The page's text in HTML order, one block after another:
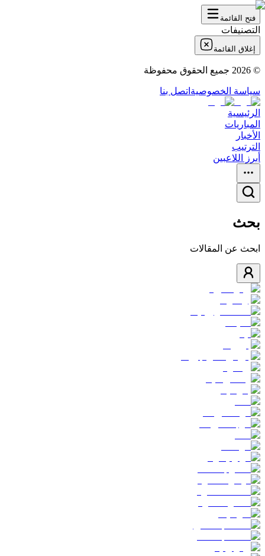
فتح القائمة
التصنيفات
إغلاق القائمة
©
2026 جميع الحقوق محفوظة
سياسة الخصوصية اتصل بنا
الرئيسية
المباريات
الأخبار
الترتيب
أبرز اللاعبين
بحث
ابحث عن المقالات